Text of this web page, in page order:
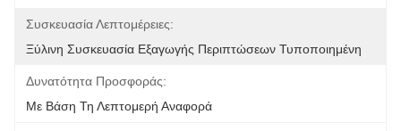
Συσκευασία Λεπτομέρειες:
Ξύλινη Συσκευασία Εξαγωγής Περιπτώσεων Τυποποιημένη
Δυνατότητα Προσφοράς:
Με Βάση Τη Λεπτομερή Αναφορά